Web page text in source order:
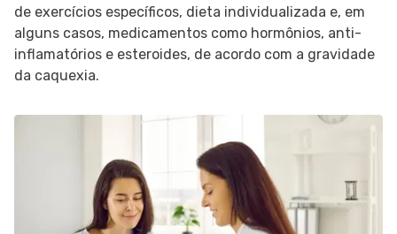
de exercícios específicos, dieta individualizada e, em
alguns casos, medicamentos como hormônios, anti-
inflamatórios e esteroides, de acordo com a gravidade
da caquexia.